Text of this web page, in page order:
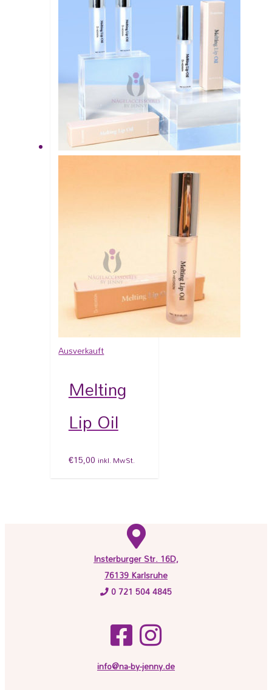
Ausverkauft
Melting
Lip Oil
€15,00 inkl. MwSt.
Insterburger Str. 16D,
76139 Karlsruhe
0 721 504 4845
info@na-by-jenny.de